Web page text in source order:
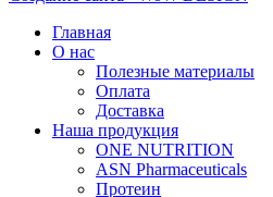
Главная
О нас
Полезные материалы
Оплата
Доставка
Наша продукция
ONE NUTRITION
ASN Pharmaceuticals
Протеин